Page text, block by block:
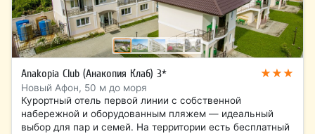
Anakopia Club (Анакопия Клаб) 3* ★★★
Новый Афон, 50 м до моря
Курортный отель первой линии с собственной
набережной и оборудованным пляжем — идеальный
выбор для пар и семей. На территории есть бесплатный